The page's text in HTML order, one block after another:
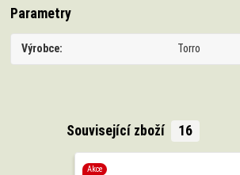
Parametry
Výrobce Torro
Související zboží 16
Akce